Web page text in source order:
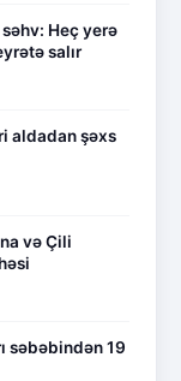
Heç yerə
salır
aldadan şəxs
və Çili
səbəbindən 19